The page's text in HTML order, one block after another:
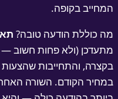
בקופה.
כוללת הודעה טובה?
(ולא פחות חשוב —
והתחייבות שהצעות
הקודם. השורה